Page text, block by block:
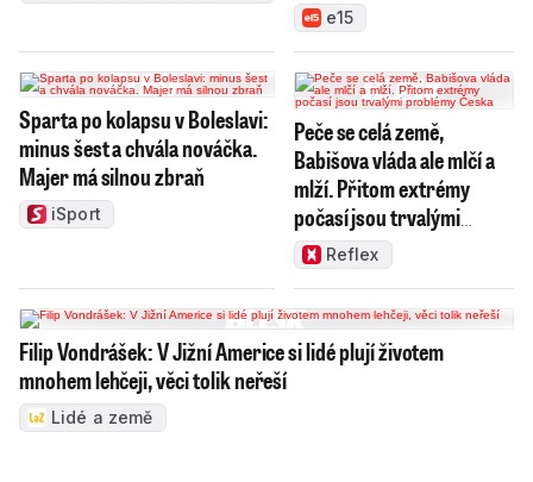
e15
Sparta po kolapsu v Boleslavi:
minus šest a chvála nováčka.
Majer má silnou zbraň
iSport
Peče se celá země,
Babišova vláda ale mlčí a
mlží. Přitom extrémy
počasí jsou trvalými
problémy Česka
Reflex
Filip Vondrášek: V Jižní Americe si lidé plují životem
mnohem lehčeji, věci tolik neřeší
Lidé a země